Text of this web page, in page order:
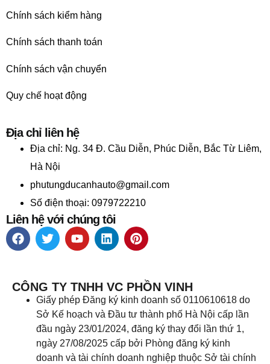
Chính sách kiểm hàng
Chính sách thanh toán
Chính sách vận chuyển
Quy chế hoạt động
Địa chỉ liên hệ
Địa chỉ: Ng. 34 Đ. Cầu Diễn, Phúc Diễn, Bắc Từ Liêm,
Hà Nội
phutungducanhauto@gmail.com
Số điện thoại: 0979722210
Liên hệ với chúng tôi
CÔNG TY TNHH VC PHỒN VINH
Giấy phép Đăng ký kinh doanh số 0110610618 do
Sở Kế hoạch và Đầu tư thành phố Hà Nội cấp lần
đầu ngày 23/01/2024, đăng ký thay đổi lần thứ 1,
ngày 27/08/2025 cấp bởi Phòng đăng ký kinh
doanh và tài chính doanh nghiệp thuộc Sở tài chính